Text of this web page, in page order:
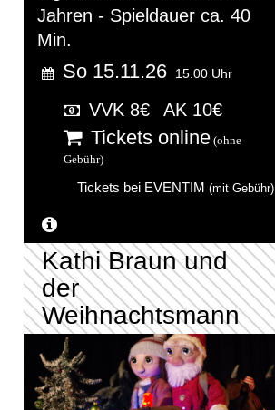
Jahren - Spieldauer ca. 40
Min.
So 15.11.26 15.00 Uhr
VVK 8€ AK 10€
Tickets online (ohne
Gebühr)
Tickets bei EVENTIM (mit Gebühr)
Kathi Braun und
der
Weihnachtsmann